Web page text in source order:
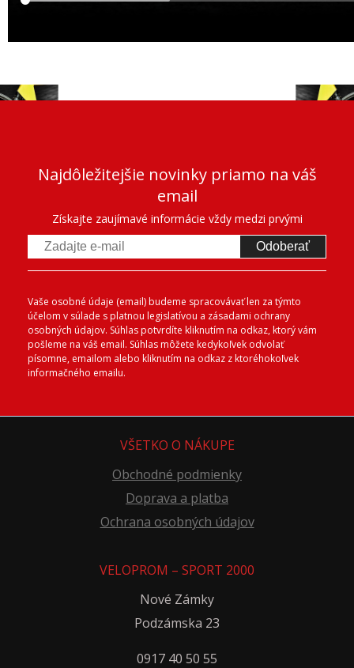
Najdôležitejšie novinky priamo na váš
email
Získajte zaujímavé informácie vždy medzi prvými
Odoberať
Vaše osobné údaje (email) budeme spracovávať len za týmto
účelom v súlade s platnou legislatívou a zásadami ochrany
osobných údajov. Súhlas potvrdíte kliknutím na odkaz, ktorý vám
pošleme na váš email. Súhlas môžete kedykoľvek odvolať
písomne, emailom alebo kliknutím na odkaz z ktoréhokoľvek
informačného emailu.
VŠETKO O NÁKUPE
Obchodné podmienky
Doprava a platba
Ochrana osobných údajov
VELOPROM – SPORT 2000
Nové Zámky
Podzámska 23
0917 40 50 55